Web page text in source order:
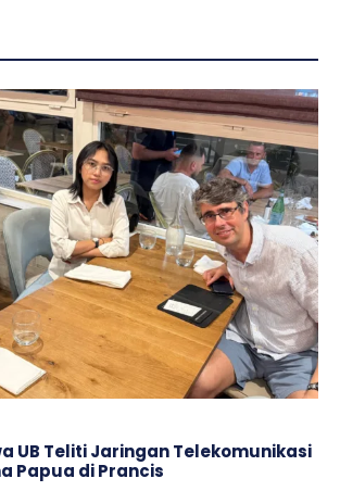
UB Teliti Jaringan Telekomunikasi
Papua di Prancis